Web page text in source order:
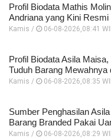
Profil Biodata Mathis
Andriana yang Kini
Kamis / 06-08-2026,08:41
Profil Biodata Asila
Tuduh Barang Mewahnya
Kamis / 06-08-2026,08:35
Sumber Penghasilan
Barang Branded Pakai
Kamis / 06-08-2026,08:29